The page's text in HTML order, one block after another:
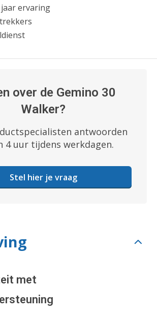
ervaring
over de Gemino 30
Walker?
antwoorden
4 uur tijdens werkdagen.
Stel hier je vraag
met